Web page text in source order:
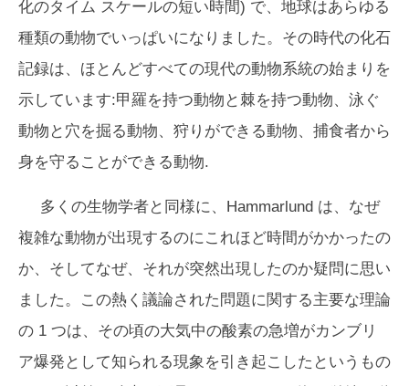
化のタイム スケールの短い時間) で、地球はあらゆる
種類の動物でいっぱいになりました。その時代の化石
記録は、ほとんどすべての現代の動物系統の始まりを
示しています:甲羅を持つ動物と棘を持つ動物、泳ぐ
動物と穴を掘る動物、狩りができる動物、捕食者から
身を守ることができる動物.
多くの生物学者と同様に、Hammarlund は、なぜ
複雑な動物が出現するのにこれほど時間がかかったの
か、そしてなぜ、それが突然出現したのか疑問に思い
ました。この熱く議論された問題に関する主要な理論
の 1 つは、その頃の大気中の酸素の急増がカンブリ
ア爆発として知られる現象を引き起こしたというもの